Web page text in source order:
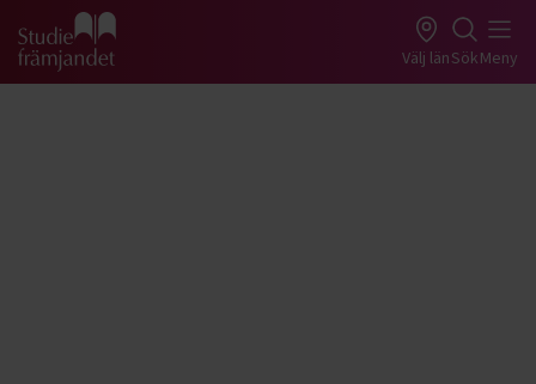
Gå till studiefrämjandets startsida Välj länSökMeny